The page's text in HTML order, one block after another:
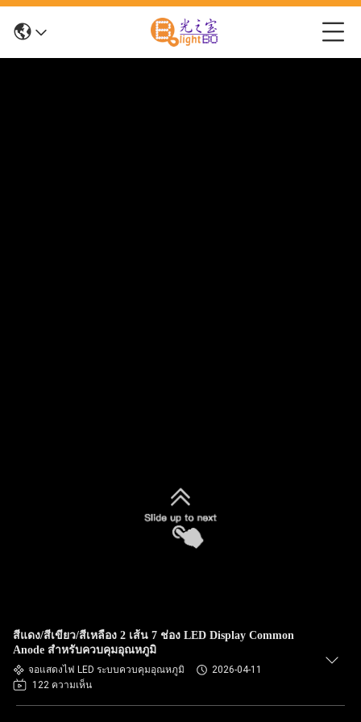
สีแดง/สีเขียว/สีเหลือง 2 เส้น 7 ช่อง LED Display Common
Anode สําหรับควบคุมอุณหภูมิ
จอแสดงไฟ LED ระบบควบคุมอุณหภูมิ
2026-04-11
122 ความเห็น